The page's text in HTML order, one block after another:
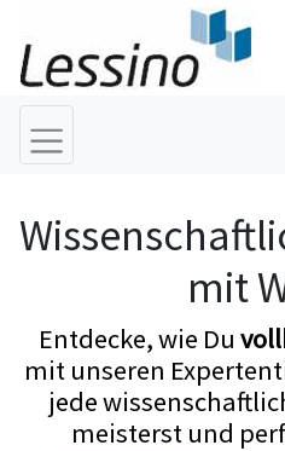
mit
Entdecke, wie Du
mit unseren
jede
meisterst und